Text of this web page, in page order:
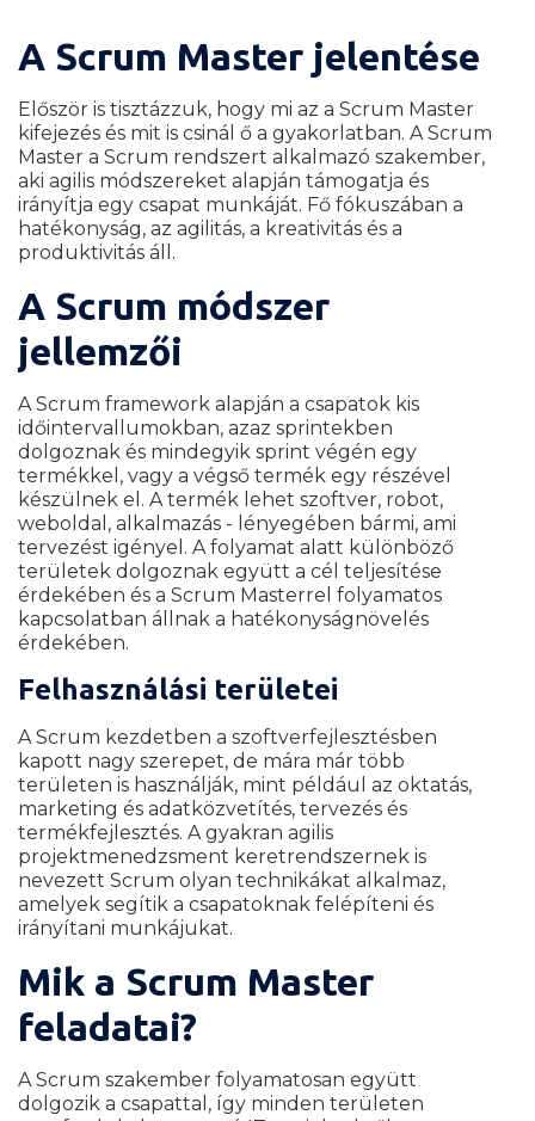
A Scrum Master jelentése
Először is tisztázzuk, hogy mi az a Scrum Master
kifejezés és mit is csinál ő a gyakorlatban. A Scrum
Master a Scrum rendszert alkalmazó szakember,
aki agilis módszereket alapján támogatja és
irányítja egy csapat munkáját. Fő fókuszában a
hatékonyság, az agilitás, a kreativitás és a
produktivitás áll.
A Scrum módszer
jellemzői
A Scrum framework alapján a csapatok kis
időintervallumokban, azaz sprintekben
dolgoznak és mindegyik sprint végén egy
termékkel, vagy a végső termék egy részével
készülnek el. A termék lehet szoftver, robot,
weboldal, alkalmazás - lényegében bármi, ami
tervezést igényel. A folyamat alatt különböző
területek dolgoznak együtt a cél teljesítése
érdekében és a Scrum Masterrel folyamatos
kapcsolatban állnak a hatékonyságnövelés
érdekében.
Felhasználási területei
A Scrum kezdetben a szoftverfejlesztésben
kapott nagy szerepet, de mára már több
területen is használják, mint például az oktatás,
marketing és adatközvetítés, tervezés és
termékfejlesztés. A gyakran agilis
projektmenedzsment keretrendszernek is
nevezett Scrum olyan technikákat alkalmaz,
amelyek segítik a csapatoknak felépíteni és
irányítani munkájukat.
Mik a Scrum Master
feladatai?
A Scrum szakember folyamatosan együtt
dolgozik a csapattal, így minden területen